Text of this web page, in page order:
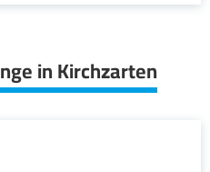
in Kirchzarten